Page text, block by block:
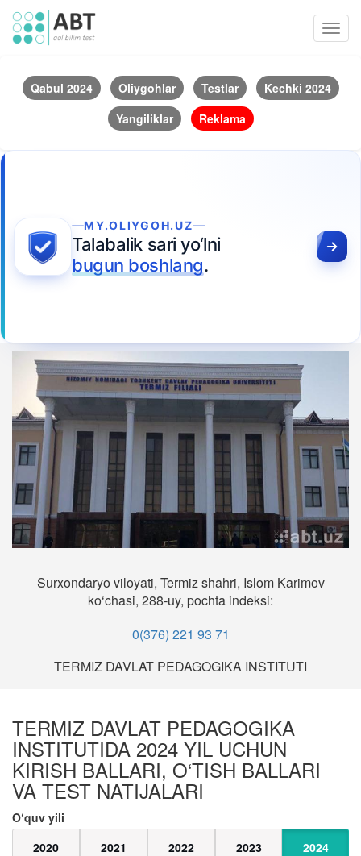
Qabul 2024 Oliygohlar Testlar
Kechki 2024
Yangiliklar
Reklama
MY.OLIYGOH.UZ
Talabalik sari yo‘lni
bugun boshlang.
Surxondaryo viloyati, Termiz shahri, Islom Karimov
ko‘chasi, 288-uy, pochta indeksi:
0(376) 221 93 71
TERMIZ DAVLAT PEDAGOGIKA INSTITUTI
TERMIZ DAVLAT PEDAGOGIKA
INSTITUTIDA 2024 YIL UCHUN
KIRISH BALLARI, O‘TISH BALLARI
VA TEST NATIJALARI
O‘quv yili
2020
2021 2022 2023 2024